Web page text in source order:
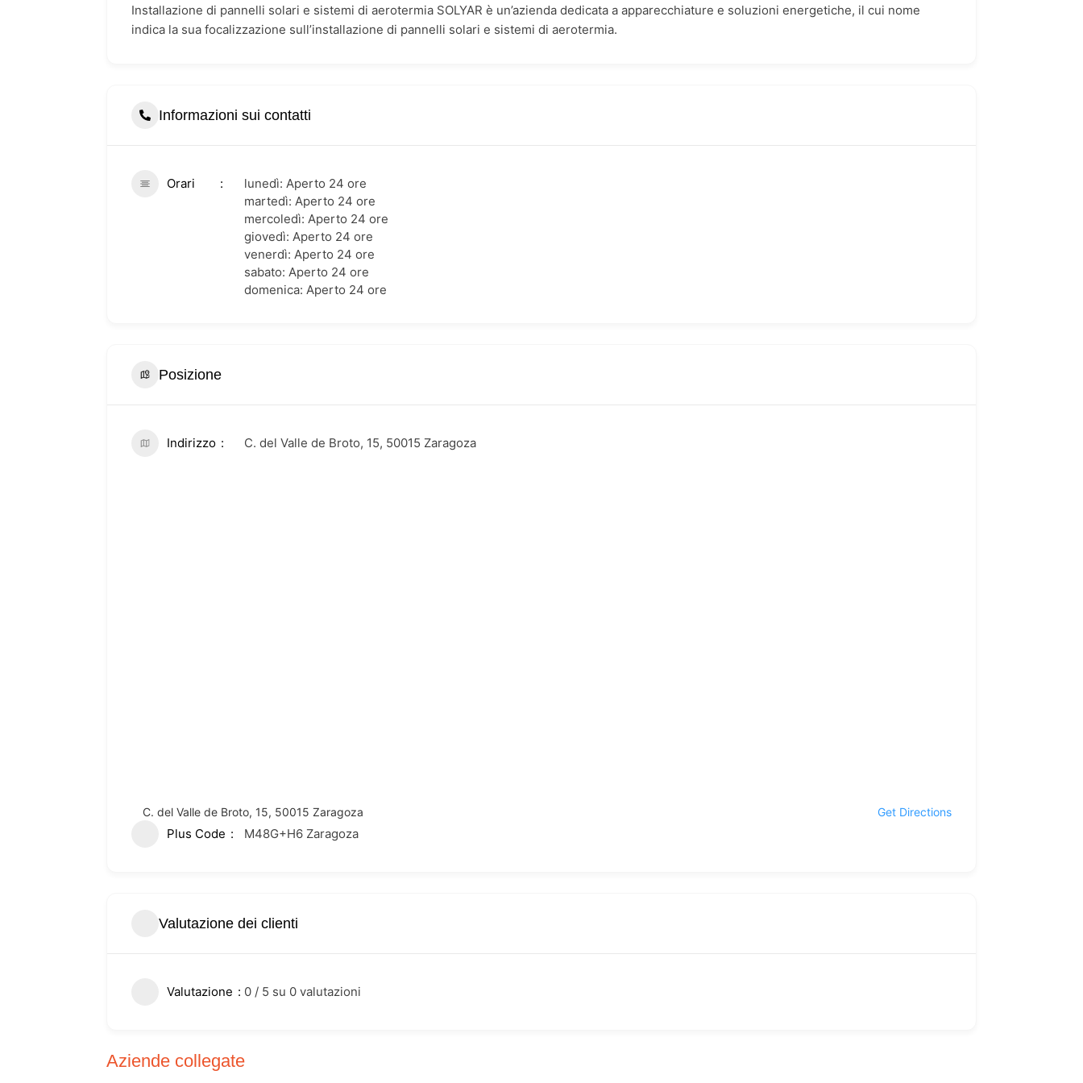
Installazione di pannelli solari e sistemi di aerotermia SOLYAR è un’azienda dedicata a apparecchiature e soluzioni energetiche, il cui nome
indica la sua focalizzazione sull’installazione di pannelli solari e sistemi di aerotermia.
Informazioni sui contatti
Orari
lunedì: Aperto 24 ore
martedì: Aperto 24 ore
mercoledì: Aperto 24 ore
giovedì: Aperto 24 ore
venerdì: Aperto 24 ore
sabato: Aperto 24 ore
domenica: Aperto 24 ore
Posizione
Indirizzo C. del Valle de Broto, 15, 50015 Zaragoza
C. del Valle de Broto, 15, 50015 Zaragoza Get Directions
Plus Code M48G+H6 Zaragoza
Valutazione dei clienti
Valutazione 0 / 5 su 0 valutazioni
Aziende collegate